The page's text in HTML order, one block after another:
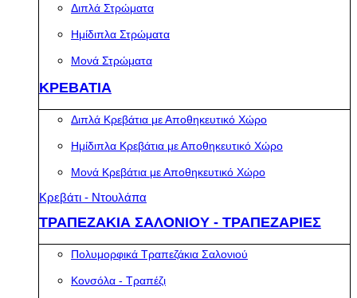
Διπλά Στρώματα
Ημίδιπλα Στρώματα
Μονά Στρώματα
ΚΡΕΒΑΤΙΑ
Διπλά Κρεβάτια με Αποθηκευτικό Χώρο
Ημίδιπλα Κρεβάτια με Αποθηκευτικό Χώρο
Μονά Κρεβάτια με Αποθηκευτικό Χώρο
Κρεβάτι - Ντουλάπα
ΤΡΑΠΕΖΑΚΙΑ ΣΑΛΟΝΙΟΥ - ΤΡΑΠΕΖΑΡΙΕΣ
Πολυμορφικά Τραπεζάκια Σαλονιού
Κονσόλα - Τραπέζι